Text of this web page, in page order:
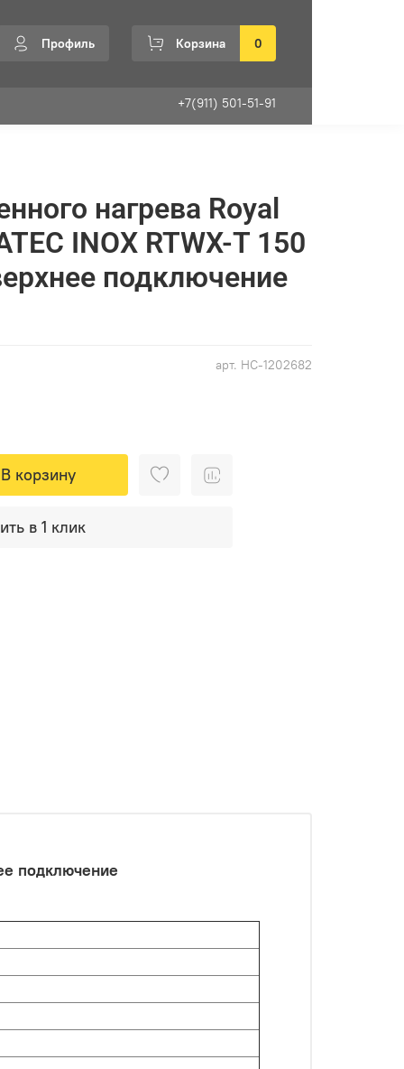
Профиль Корзина 0
+7(911) 501-51-91
арт. НС-1202682
нагрева Royal
INOX RTWX-T 150
подключение
В корзину
в 1 клик
подключение